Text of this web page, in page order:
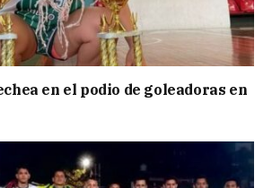
en el podio de goleadoras en